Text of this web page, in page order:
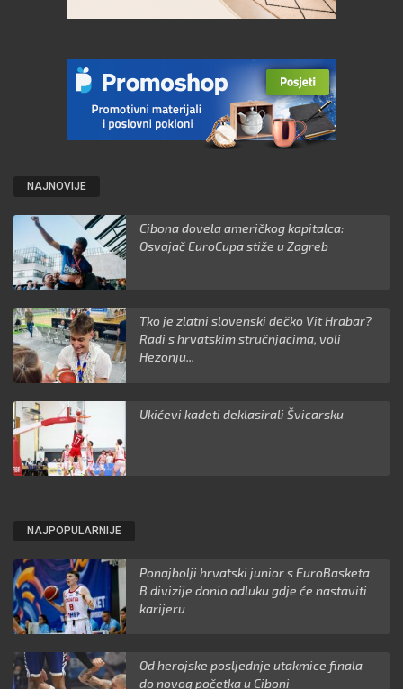
NAJNOVIJE
Cibona dovela američkog kapitalca:
Osvajač EuroCupa stiže u Zagreb
Tko je zlatni slovenski dečko Vit Hrabar?
Radi s hrvatskim stručnjacima, voli
Hezonju...
Ukićevi kadeti deklasirali Švicarsku
NAJPOPULARNIJE
Ponajbolji hrvatski junior s EuroBasketa
B divizije donio odluku gdje će nastaviti
karijeru
Od herojske posljednje utakmice finala
do novog početka u Ciboni